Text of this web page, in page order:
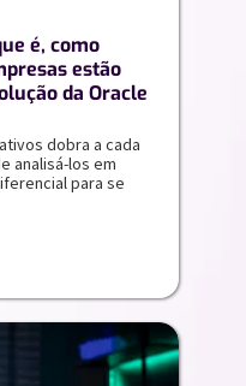
é, como
estão
da Oracle
dobra a cada
analisá-los em
para se